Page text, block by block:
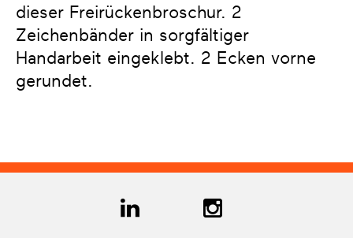
dieser Freirückenbroschur. 2
Zeichenbänder in sorgfältiger
Handarbeit eingeklebt. 2 Ecken vorne
gerundet.